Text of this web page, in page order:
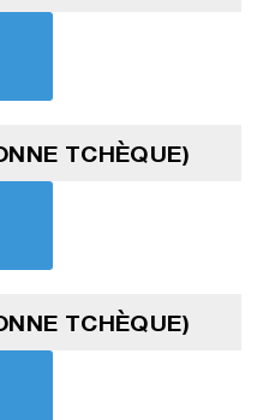
TCHÈQUE)
TCHÈQUE)